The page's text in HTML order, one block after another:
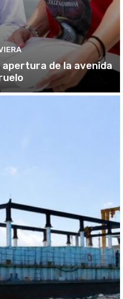
de la avenida